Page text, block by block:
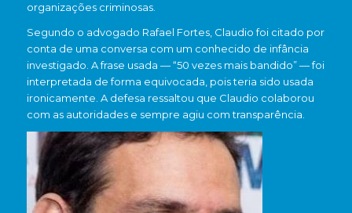
organizações criminosas.
Segundo o advogado Rafael Fortes, Claudio foi citado por
conta de uma conversa com um conhecido de infância
investigado. A frase usada — “50 vezes mais bandido” — foi
interpretada de forma equivocada, pois teria sido usada
ironicamente. A defesa ressaltou que Claudio colaborou
com as autoridades e sempre agiu com transparência.